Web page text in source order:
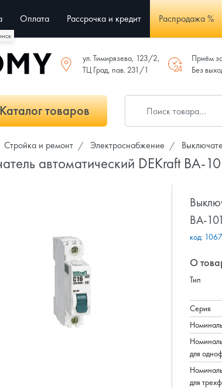
Оплата Рассрочка и кредит Распродажа %
ул. Тимирязева, 123/2,
ТЦ Град, пав. 231/1
Приём
Без
товаров
Стройка и ремонт Электроснабжение
автоматический DEKraft ВА-
ВА-
код:
О
Тип
Серия
для
для